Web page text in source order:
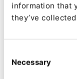
information that
they’ve
Selection
Necessary
“Los
podrán
productos,
electrónico
cómodamente